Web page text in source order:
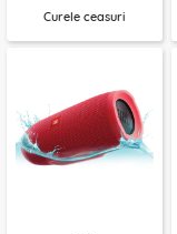
Curele ceasuri